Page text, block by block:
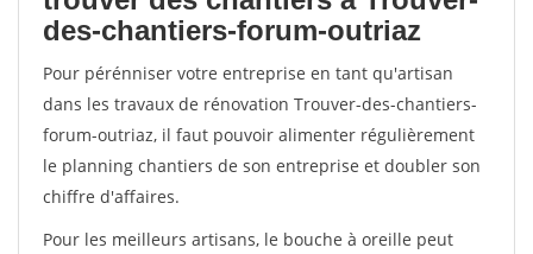
des-chantiers-forum-outriaz
Pour pérénniser votre entreprise en tant qu'artisan
dans les travaux de rénovation Trouver-des-chantiers-
forum-outriaz, il faut pouvoir alimenter régulièrement
le planning chantiers de son entreprise et doubler son
chiffre d'affaires.
Pour les meilleurs artisans, le bouche à oreille peut